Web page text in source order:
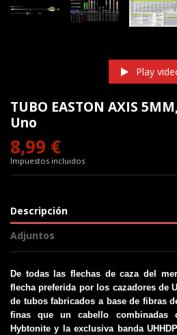
Play
TUBO EASTON AXIS
Uno
8,99 €
Impuestos incluidos
Descripción
Adjuntos
De todas las flechas de caza del
flecha preferida por los cazadores de
de tubos fabricados a base de fibras
finas que un cabello combinadas
Hybtonite y la exclusiva banda